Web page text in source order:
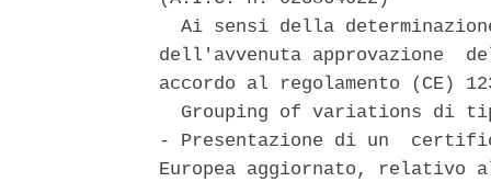
Ai sensi della
dell'avvenuta approvazione
accordo al regolamento (CE)
Grouping of variations di
- Presentazione di un
Europea aggiornato, relativo